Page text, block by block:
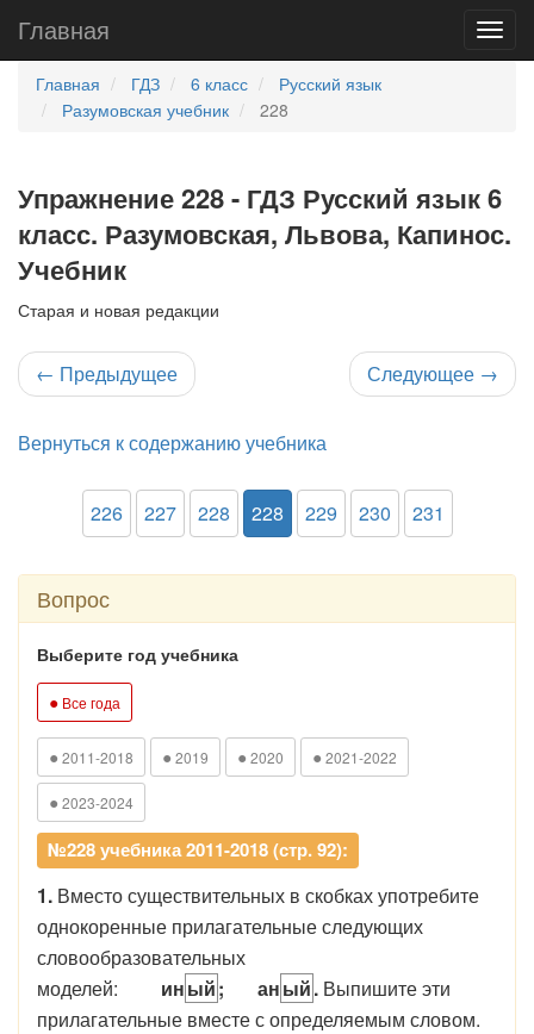
Главная
Главная ГДЗ 6 класс
Русский язык
Разумовская учебник
228
Упражнение 228 - ГДЗ Русский язык 6
класс. Разумовская, Львова, Капинос.
Учебник
Старая и новая редакции
← Предыдущее Следующее →
Вернуться к содержанию учебника
226 227 228 228 229 230 231
Вопрос
Выберите год учебника
● Все года
● 2011-2018 ● 2019 ● 2020 ● 2021-2022
● 2023-2024
№228 учебника 2011-2018 (стр. 92):
1. Вместо существительных в скобках употребите
однокоренные прилагательные следующих
словообразовательных
моделей:
иный; аный. Выпишите эти
прилагательные вместе с определяемым словом.